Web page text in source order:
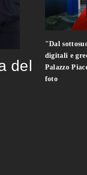
del
"Dal
digitali e
Palazzo
foto